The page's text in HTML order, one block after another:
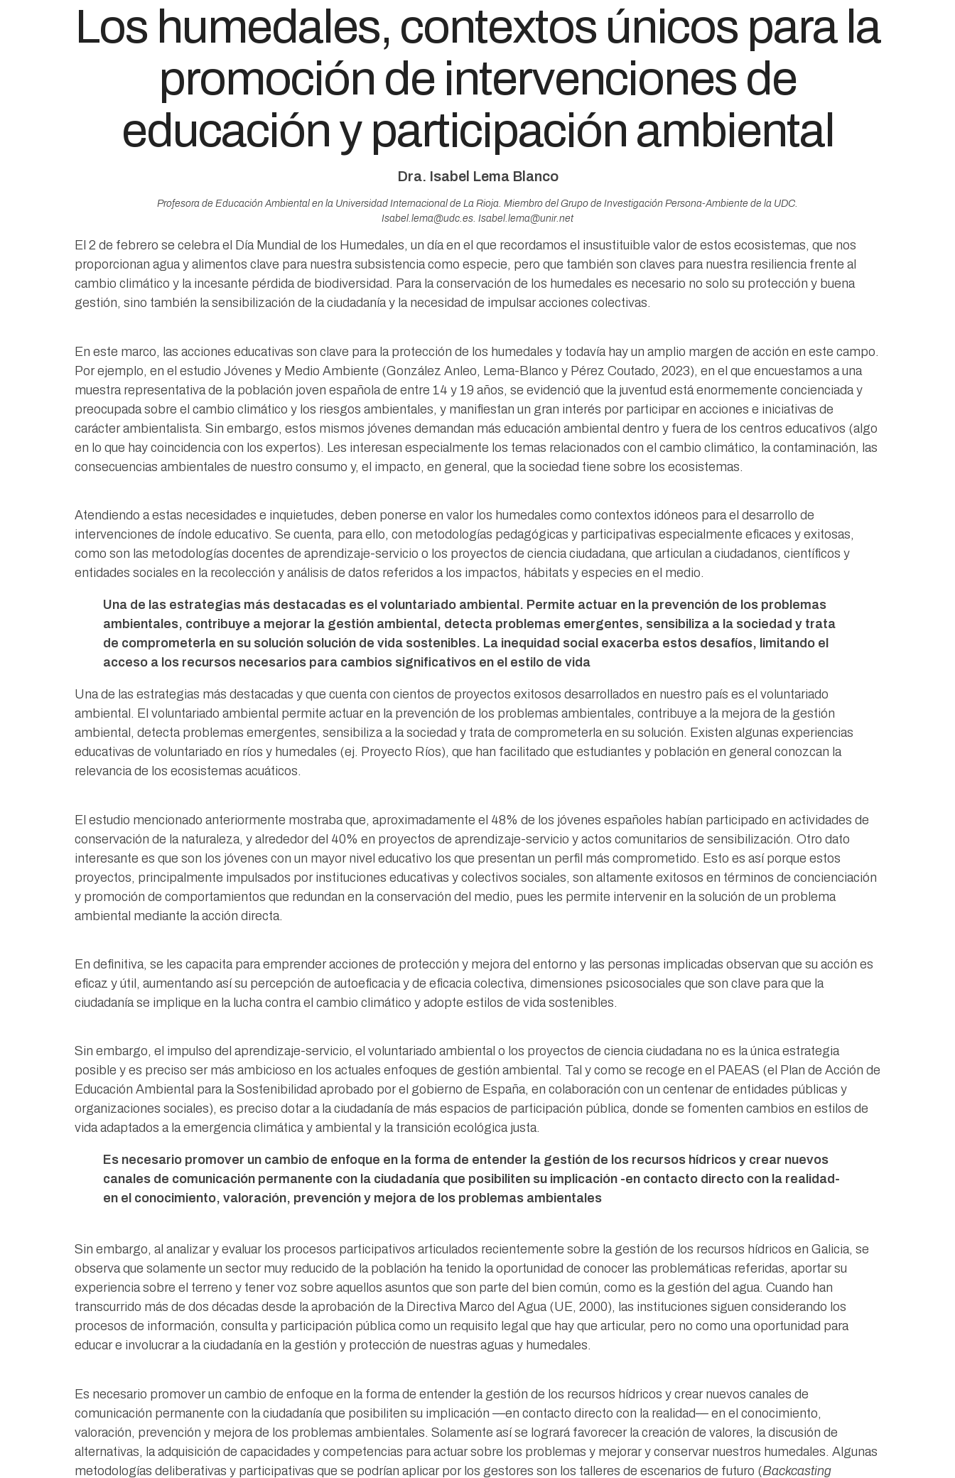
Los humedales, contextos únicos para la
promoción de intervenciones de
educación y participación ambiental
Dra. Isabel Lema Blanco
Profesora de Educación Ambiental en la Universidad Internacional de La Rioja. Miembro del Grupo de Investigación Persona-Ambiente de la UDC.
Isabel.lema@udc.es. Isabel.lema@unir.net
El 2 de febrero se celebra el Día Mundial de los Humedales, un día en el que recordamos el insustituible valor de estos ecosistemas, que nos
proporcionan agua y alimentos clave para nuestra subsistencia como especie, pero que también son claves para nuestra resiliencia frente al
cambio climático y la incesante pérdida de biodiversidad. Para la conservación de los humedales es necesario no solo su protección y buena
gestión, sino también la sensibilización de la ciudadanía y la necesidad de impulsar acciones colectivas.
En este marco, las acciones educativas son clave para la protección de los humedales y todavía hay un amplio margen de acción en este campo.
Por ejemplo, en el estudio Jóvenes y Medio Ambiente (González Anleo, Lema-Blanco y Pérez Coutado, 2023), en el que encuestamos a una
muestra representativa de la población joven española de entre 14 y 19 años, se evidenció que la juventud está enormemente concienciada y
preocupada sobre el cambio climático y los riesgos ambientales, y manifiestan un gran interés por participar en acciones e iniciativas de
carácter ambientalista. Sin embargo, estos mismos jóvenes demandan más educación ambiental dentro y fuera de los centros educativos (algo
en lo que hay coincidencia con los expertos). Les interesan especialmente los temas relacionados con el cambio climático, la contaminación, las
consecuencias ambientales de nuestro consumo y, el impacto, en general, que la sociedad tiene sobre los ecosistemas.
Atendiendo a estas necesidades e inquietudes, deben ponerse en valor los humedales como contextos idóneos para el desarrollo de
intervenciones de índole educativo. Se cuenta, para ello, con metodologías pedagógicas y participativas especialmente eficaces y exitosas,
como son las metodologías docentes de aprendizaje-servicio o los proyectos de ciencia ciudadana, que articulan a ciudadanos, científicos y
entidades sociales en la recolección y análisis de datos referidos a los impactos, hábitats y especies en el medio.
Una de las estrategias más destacadas es el voluntariado ambiental. Permite actuar en la prevención de los problemas
ambientales, contribuye a mejorar la gestión ambiental, detecta problemas emergentes, sensibiliza a la sociedad y trata
de comprometerla en su solución solución de vida sostenibles. La inequidad social exacerba estos desafíos, limitando el
acceso a los recursos necesarios para cambios significativos en el estilo de vida
Una de las estrategias más destacadas y que cuenta con cientos de proyectos exitosos desarrollados en nuestro país es el voluntariado
ambiental. El voluntariado ambiental permite actuar en la prevención de los problemas ambientales, contribuye a la mejora de la gestión
ambiental, detecta problemas emergentes, sensibiliza a la sociedad y trata de comprometerla en su solución. Existen algunas experiencias
educativas de voluntariado en ríos y humedales (ej. Proyecto Ríos), que han facilitado que estudiantes y población en general conozcan la
relevancia de los ecosistemas acuáticos.
El estudio mencionado anteriormente mostraba que, aproximadamente el 48% de los jóvenes españoles habían participado en actividades de
conservación de la naturaleza, y alrededor del 40% en proyectos de aprendizaje-servicio y actos comunitarios de sensibilización. Otro dato
interesante es que son los jóvenes con un mayor nivel educativo los que presentan un perfil más comprometido. Esto es así porque estos
proyectos, principalmente impulsados por instituciones educativas y colectivos sociales, son altamente exitosos en términos de concienciación
y promoción de comportamientos que redundan en la conservación del medio, pues les permite intervenir en la solución de un problema
ambiental mediante la acción directa.
En definitiva, se les capacita para emprender acciones de protección y mejora del entorno y las personas implicadas observan que su acción es
eficaz y útil, aumentando así su percepción de autoeficacia y de eficacia colectiva, dimensiones psicosociales que son clave para que la
ciudadanía se implique en la lucha contra el cambio climático y adopte estilos de vida sostenibles.
Sin embargo, el impulso del aprendizaje-servicio, el voluntariado ambiental o los proyectos de ciencia ciudadana no es la única estrategia
posible y es preciso ser más ambicioso en los actuales enfoques de gestión ambiental. Tal y como se recoge en el PAEAS (el Plan de Acción de
Educación Ambiental para la Sostenibilidad aprobado por el gobierno de España, en colaboración con un centenar de entidades públicas y
organizaciones sociales), es preciso dotar a la ciudadanía de más espacios de participación pública, donde se fomenten cambios en estilos de
vida adaptados a la emergencia climática y ambiental y la transición ecológica justa.
Es necesario promover un cambio de enfoque en la forma de entender la gestión de los recursos hídricos y crear nuevos
canales de comunicación permanente con la ciudadanía que posibiliten su implicación -en contacto directo con la realidad-
en el conocimiento, valoración, prevención y mejora de los problemas ambientales
Sin embargo, al analizar y evaluar los procesos participativos articulados recientemente sobre la gestión de los recursos hídricos en Galicia, se
observa que solamente un sector muy reducido de la población ha tenido la oportunidad de conocer las problemáticas referidas, aportar su
experiencia sobre el terreno y tener voz sobre aquellos asuntos que son parte del bien común, como es la gestión del agua. Cuando han
transcurrido más de dos décadas desde la aprobación de la Directiva Marco del Agua (UE, 2000), las instituciones siguen considerando los
procesos de información, consulta y participación pública como un requisito legal que hay que articular, pero no como una oportunidad para
educar e involucrar a la ciudadanía en la gestión y protección de nuestras aguas y humedales.
Es necesario promover un cambio de enfoque en la forma de entender la gestión de los recursos hídricos y crear nuevos canales de
comunicación permanente con la ciudadanía que posibiliten su implicación —en contacto directo con la realidad— en el conocimiento,
valoración, prevención y mejora de los problemas ambientales. Solamente así se logrará favorecer la creación de valores, la discusión de
alternativas, la adquisición de capacidades y competencias para actuar sobre los problemas y mejorar y conservar nuestros humedales. Algunas
metodologías deliberativas y participativas que se podrían aplicar por los gestores son los talleres de escenarios de futuro (Backcasting